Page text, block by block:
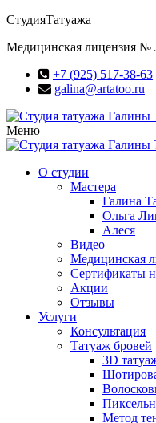
СтудияТатуажа
Медицинская лицензия №
+7 (925) 517-38-63
galina@artatoo.ru
Меню
О студии
Мастера
Галина
Ольга
Алеся
Видео
Медицинская
Сертификаты
Акции
Отзывы
Услуги
Консультация
Татуаж бровей
3D
Метод